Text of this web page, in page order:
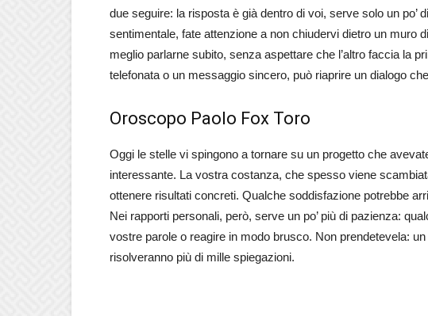
due seguire: la risposta è già dentro di voi, serve solo un po’
sentimentale, fate attenzione a non chiudervi dietro un muro
meglio parlarne subito, senza aspettare che l’altro faccia la
telefonata o un messaggio sincero, può riaprire un dialogo
Oroscopo Paolo Fox Toro
Oggi le stelle vi spingono a tornare su un progetto che
interessante. La vostra costanza, che spesso viene
ottenere risultati concreti. Qualche soddisfazione potrebbe
Nei rapporti personali, però, serve un po’ più di pazienza:
vostre parole o reagire in modo brusco. Non prendetevela:
risolveranno più di mille spiegazioni.